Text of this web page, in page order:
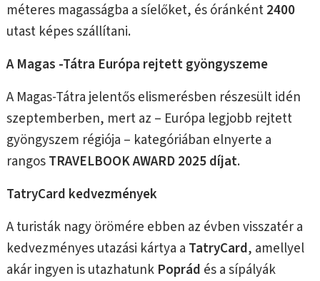
méteres magasságba a síelőket, és óránként2400
utast képes szállítani.
A Magas -Tátra Európa rejtett gyöngyszeme
A Magas-Tátra jelentős elismerésben részesült idén
szeptemberben, mert az – Európa legjobb rejtett
gyöngyszem régiója – kategóriában elnyerte a
rangosTRAVELBOOK AWARD 2025 díjat.
TatryCard kedvezmények
A turisták nagy örömére ebben az évben visszatér a
kedvezményes utazási kártya a TatryCard, amellyel
akár ingyen is utazhatunk Poprád és a sípályák